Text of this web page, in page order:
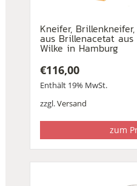
Kneifer,
aus Brillenacetat
Wilke in Hamburg
€116,00
Enthält 19% MwSt.
zzgl.Versand
zum